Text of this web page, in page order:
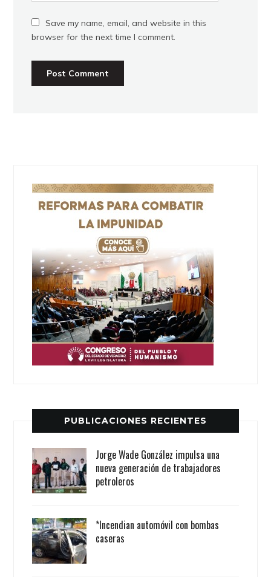
Save my name, email, and website in this
browser for the next time I comment.
PUBLICACIONES RECIENTES
Jorge Wade González impulsa una
nueva generación de trabajadores
petroleros
*Incendian automóvil con bombas
caseras